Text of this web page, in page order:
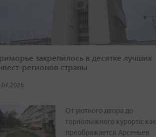
закрепилось в десятке лучших
регионов страны
От уютного двора до
горнолыжного курорта: как
преображается Арсеньев